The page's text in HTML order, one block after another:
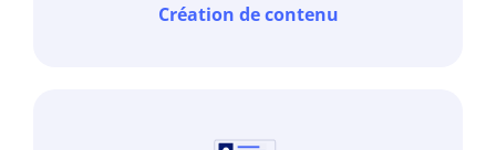
Création de contenu